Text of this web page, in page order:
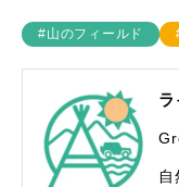
#山のフィールド
ラ